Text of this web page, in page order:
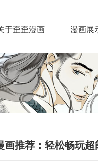
于歪歪漫画 漫画展
推荐：轻松畅玩超